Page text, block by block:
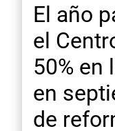
El año
el
50% en
en
de